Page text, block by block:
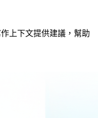
上下文提供建議，幫助